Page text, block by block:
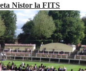
Nistor la FITS